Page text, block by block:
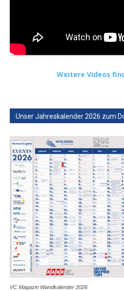
Weitere Videos
Unser Jahreskalender 2026 zum
VC Magazin Wandkalender 2026